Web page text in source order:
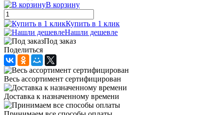
В корзину
Купить в 1 клик
Нашли дешевле
Под заказ
Поделиться
Весь ассортимент сертифицирован
Доставка к назначенному времени